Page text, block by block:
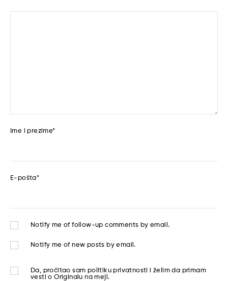
Ime i prezime*
E-pošta*
Notify me of follow-up comments by email.
Notify me of new posts by email.
Da, pročitao sam politiku privatnosti
i želim da primam
vesti o Originalu na mejl.